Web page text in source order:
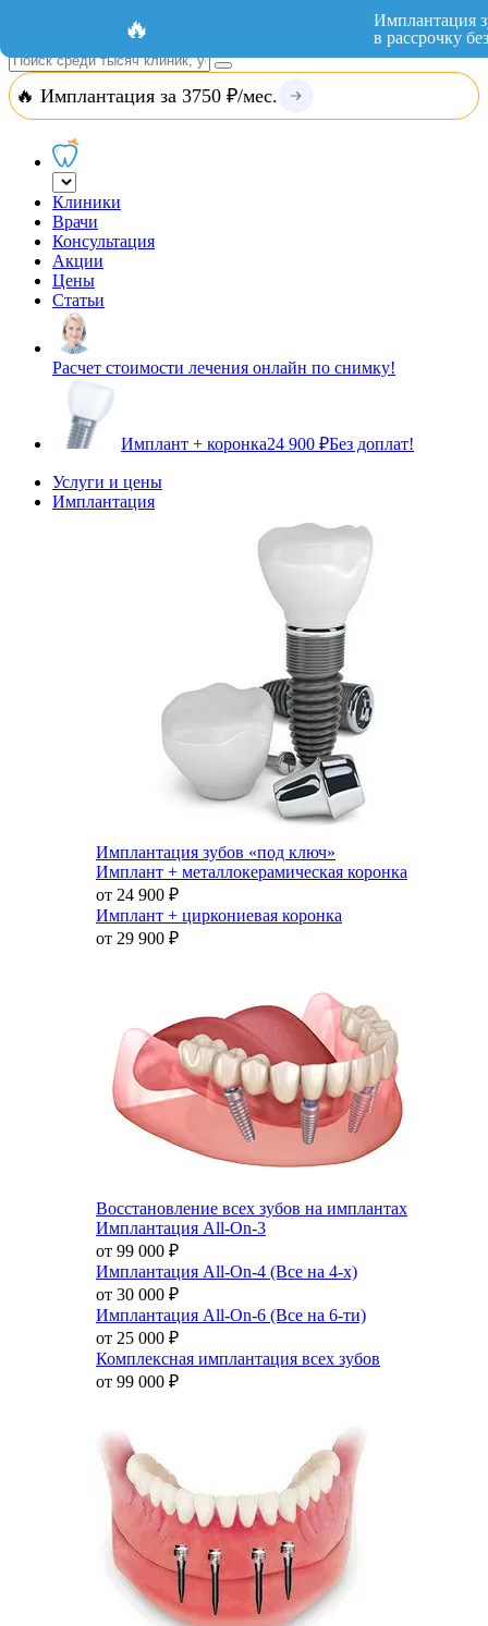
Добавить организацию
🔥 Имплантация за 3750 ₽/мес.
Клиники
Врачи
Консультация
Акции
Цены
Статьи
Расчет стоимости лечения онлайн по снимку!
Имплант + коронка24 900 ₽Без доплат!
Услуги и цены
Имплантация
Имплантация зубов «под ключ»
Имплант + металлокерамическая коронка
от 24 900 ₽
Имплант + циркониевая коронка
от 29 900 ₽
Восстановление всех зубов на имплантах
Имплантация All-On-3
от 99 000 ₽
Имплантация All-On-4 (Все на 4-х)
от 30 000 ₽
Имплантация All-On-6 (Все на 6-ти)
от 25 000 ₽
Комплексная имплантация всех зубов
от 99 000 ₽
🔥
Имплантация
в рассрочку